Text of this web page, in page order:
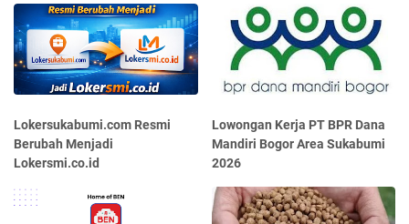
Lokersukabumi.com Resmi
Berubah Menjadi
Lokersmi.co.id
Lowongan Kerja PT BPR Dana
Mandiri Bogor Area Sukabumi
2026